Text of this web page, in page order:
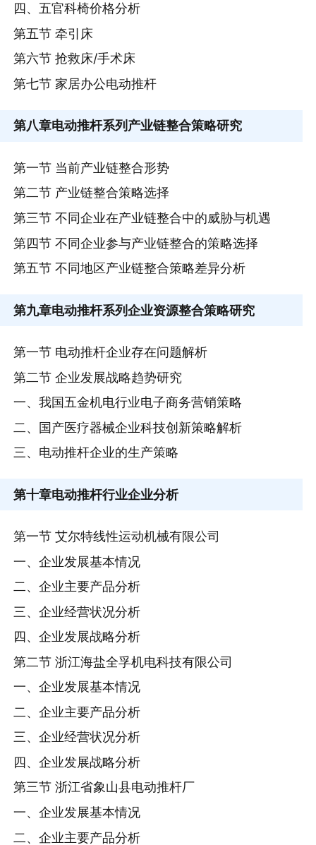
四、五官科椅价格分析
第五节 牵引床
第六节 抢救床/手术床
第七节 家居办公电动推杆
第八章电动推杆系列产业链整合策略研究
第一节 当前产业链整合形势
第二节 产业链整合策略选择
第三节 不同企业在产业链整合中的威胁与机遇
第四节 不同企业参与产业链整合的策略选择
第五节 不同地区产业链整合策略差异分析
第九章电动推杆系列企业资源整合策略研究
第一节 电动推杆企业存在问题解析
第二节 企业发展战略趋势研究
一、我国五金机电行业电子商务营销策略
二、国产医疗器械企业科技创新策略解析
三、电动推杆企业的生产策略
第十章电动推杆行业企业分析
第一节 艾尔特线性运动机械有限公司
一、企业发展基本情况
二、企业主要产品分析
三、企业经营状况分析
四、企业发展战略分析
第二节 浙江海盐全孚机电科技有限公司
一、企业发展基本情况
二、企业主要产品分析
三、企业经营状况分析
四、企业发展战略分析
第三节 浙江省象山县电动推杆厂
一、企业发展基本情况
二、企业主要产品分析